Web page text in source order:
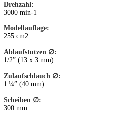
Drehzahl:
3000 min-1
Modellauflage:
255 cm2
Ablaufstutzen ∅:
1/2” (13 x 3 mm)
Zulaufschlauch ∅:
1 ¼” (40 mm)
Scheiben ∅:
300 mm